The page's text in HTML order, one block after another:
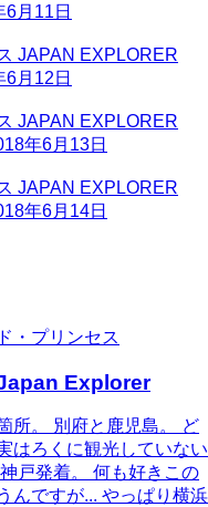
6月11日
JAPAN EXPLORER
6月12日
JAPAN EXPLORER
年6月13日
JAPAN EXPLORER
年6月14日
・プリンセス
Explorer
所。 別府と鹿児島。 ど
はろくに観光していない
戸発着。 何も好きこの
んですが... やっぱり横浜